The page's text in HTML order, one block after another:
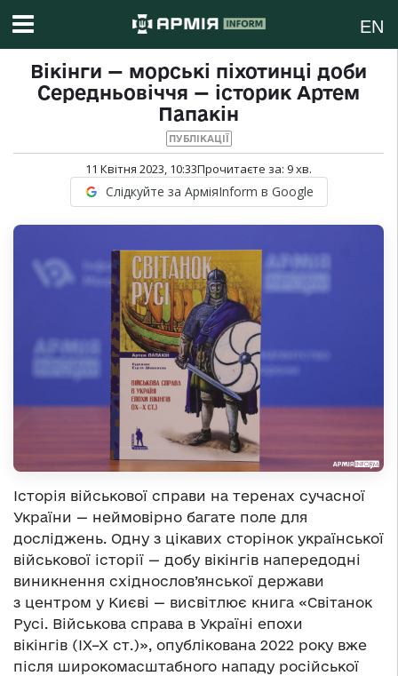
EN
Вікінги — морські піхотинці доби
Середньовіччя — історик Артем
Папакін
ПУБЛІКАЦІЇ
11 Квітня 2023, 10:33Прочитаєте за: 9хв.
Слідкуйте за АрміяInform в Google
Історія військової справи на теренах сучасної
України — неймовірно багате поле для
досліджень. Одну з цікавих сторінок української
військової історії — добу вікінгів напередодні
виникнення східнослов’янської держави
з центром у Києві — висвітлює книга «Світанок
Русі. Військова справа в Україні епохи
вікінгів (IX–X ст.)», опублікована 2022 року вже
після широкомасштабного нападу російської